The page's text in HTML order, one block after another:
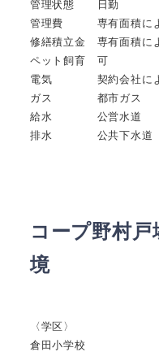
管理状態 日勤
管理費 専有面積に
修繕積立金 専有面積に
ペット飼育 可
電気 契約会社に
ガス 都市ガス
給水 公営水道
排水 公共下水道
コープ野村
境
〈学区〉
倉田小学校